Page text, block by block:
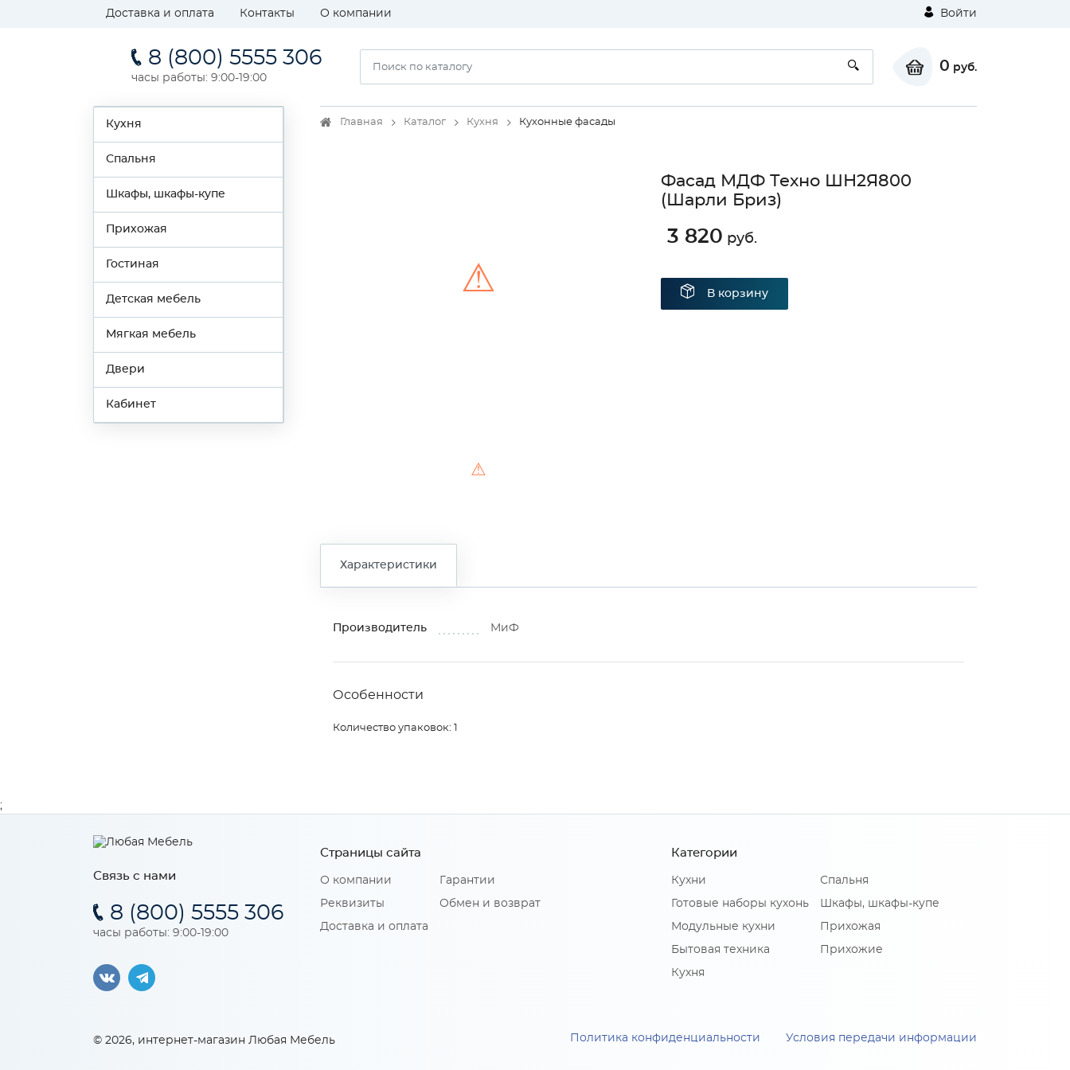
Доставка и оплата Контакты О компании Войти
8 (800) 5555 306
часы работы: 9:00-19:00
0 руб.
Кухня
Спальня
Шкафы, шкафы-купе
Прихожая
Гостиная
Детская мебель
Мягкая мебель
Двери
Кабинет
Главная Каталог Кухня Кухонные фасады
⚠
⚠
Фасад МДФ Техно ШН2Я800
(Шарли Бриз)
3 820 руб.
В корзину
Характеристики
Производитель МиФ
Особенности
Количество упаковок: 1
Связь с нами
8 (800) 5555 306
часы работы: 9:00-19:00
Страницы сайта
О компании
Реквизиты
Доставка и оплата
Гарантии
Обмен и возврат
Категории
Кухни
Готовые наборы кухонь
Модульные кухни
Бытовая техника
Кухня
Спальня
Шкафы, шкафы-купе
Прихожая
Прихожие
© 2026, интернет-магазин Любая Мебель Политика конфиденциальности Условия передачи информации
;